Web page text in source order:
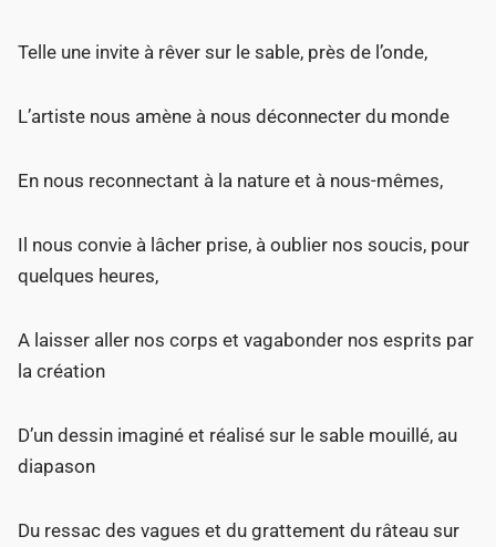
Telle une invite à rêver sur le sable, près de l’onde,
L’artiste nous amène à nous déconnecter du monde
En nous reconnectant à la nature et à nous-mêmes,
Il nous convie à lâcher prise, à oublier nos soucis, pour
quelques heures,
A laisser aller nos corps et vagabonder nos esprits par
la création
D’un dessin imaginé et réalisé sur le sable mouillé, au
diapason
Du ressac des vagues et du grattement du râteau sur